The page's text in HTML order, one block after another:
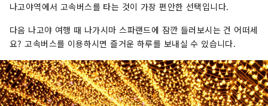
나고야역에서 고속버스를 타는 것이 가장 편안한 선택입니다.
다음 나고야 여행 때 나가시마 스파랜드에 잠깐 들러보시는 건 어떠세
요? 고속버스를 이용하시면 즐거운 하루를 보내실 수 있습니다.